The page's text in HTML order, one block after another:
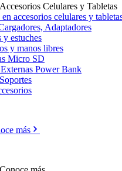
Accesorios Celulares y Tabletas
accesorios celulares y
Adaptadores
y estuches
y manos libres
Micro SD
Power Bank
más